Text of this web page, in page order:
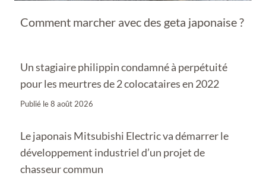
Comment marcher avec des geta japonaise ?
Un stagiaire philippin condamné à perpétuité
pour les meurtres de 2 colocataires en 2022
Publié le8 août 2026
Le japonais Mitsubishi Electric va démarrer le
développement industriel d’un projet de
chasseur commun